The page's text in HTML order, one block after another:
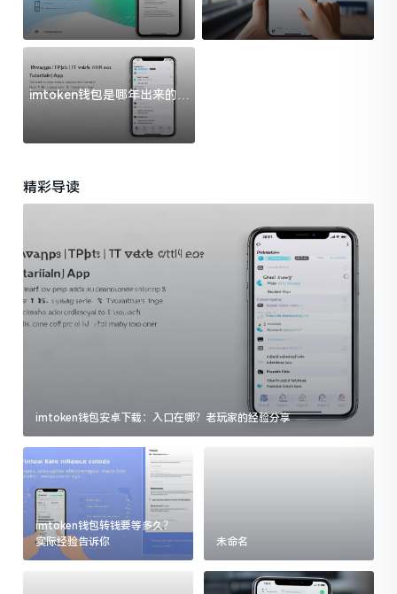
过来人告诉你门道
渠道避坑指南
imtoken钱包是哪年出来的？
一文给你说清楚
精彩导读
imtoken钱包安卓下载：入口在哪？老玩家的经验分享
imtoken钱包转钱要等多久？
实际经验告诉你
未命名